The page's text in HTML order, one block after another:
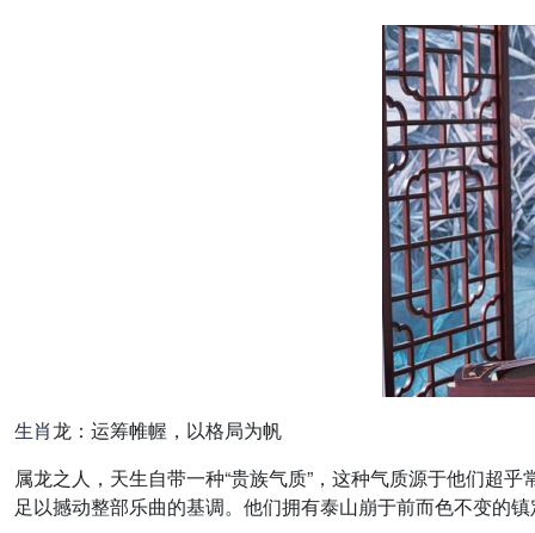
生肖龙：运筹帷幄，以格局为帆
属龙之人，天生自带一种“贵族气质”，这种气质源于他们超
足以撼动整部乐曲的基调。他们拥有泰山崩于前而色不变的